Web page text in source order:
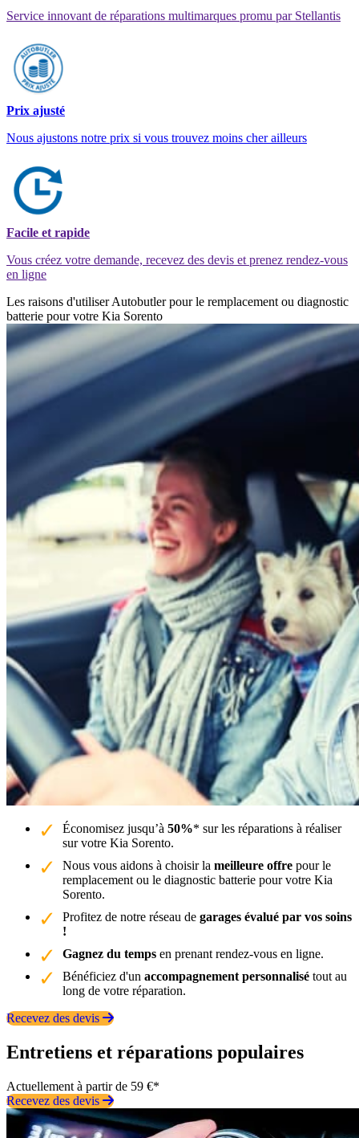
Service innovant de réparations multimarques promu par Stellantis
Prix ajusté
Nous ajustons notre prix si vous trouvez moins cher ailleurs
Facile et rapide
Vous créez votre demande, recevez des devis et prenez rendez-vous
en ligne
Les raisons d'utiliser Autobutler pour le remplacement ou diagnostic
batterie pour votre Kia Sorento
Économisez jusqu’à 50%* sur les réparations à réaliser
sur votre Kia Sorento.
Nous vous aidons à choisir la meilleure offre pour le
remplacement ou le diagnostic batterie pour votre Kia
Sorento.
Profitez de notre réseau de garages évalué par vos soins
!
Gagnez du temps en prenant rendez-vous en ligne.
Bénéficiez d'un accompagnement personnalisé tout au
long de votre réparation.
Recevez des devis
Entretiens et réparations populaires
Actuellement à partir de 59 €*
Recevez des devis